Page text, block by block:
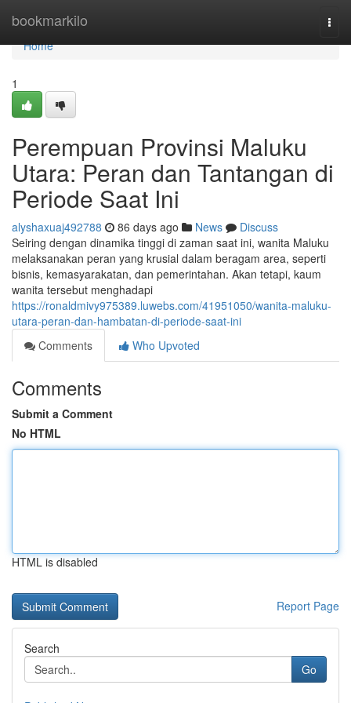
bookmarkilo
Home
Home
1
Perempuan Provinsi Maluku
Utara: Peran dan Tantangan di
Periode Saat Ini
alyshaxuaj492788 86 days ago News
Discuss
Seiring dengan dinamika tinggi di zaman saat ini, wanita Maluku
melaksanakan peran yang krusial dalam beragam area, seperti
bisnis, kemasyarakatan, dan pemerintahan. Akan tetapi, kaum
wanita tersebut menghadapi
https://ronaldmivy975389.luwebs.com/41951050/wanita-maluku-
utara-peran-dan-hambatan-di-periode-saat-ini
Comments
Who Upvoted
Comments
Submit a Comment
No HTML
HTML is disabled
Report Page
Search
Go